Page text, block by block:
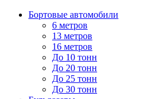
Бортовые автомобили
6 метров
13 метров
16 метров
До 10 тонн
До 20 тонн
До 25 тонн
До 30 тонн